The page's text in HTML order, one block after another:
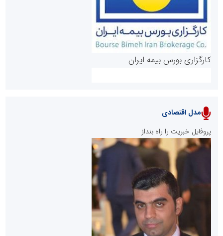
پایگاه خبری نهضت ملی مسکن
کارگزاری بورس بیمه ایران
سازمان بورس و اوراق بهادار
مرجع اخبار موثق در بازارسرمایه
مدل اقتصادی
پروفایل خبریت را راه بنداز